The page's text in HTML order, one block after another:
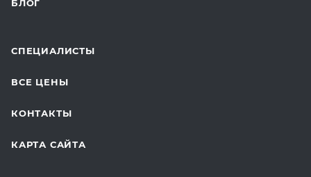
БЛОГ
СПЕЦИАЛИСТЫ
ВСЕ ЦЕНЫ
КОНТАКТЫ
КАРТА САЙТА